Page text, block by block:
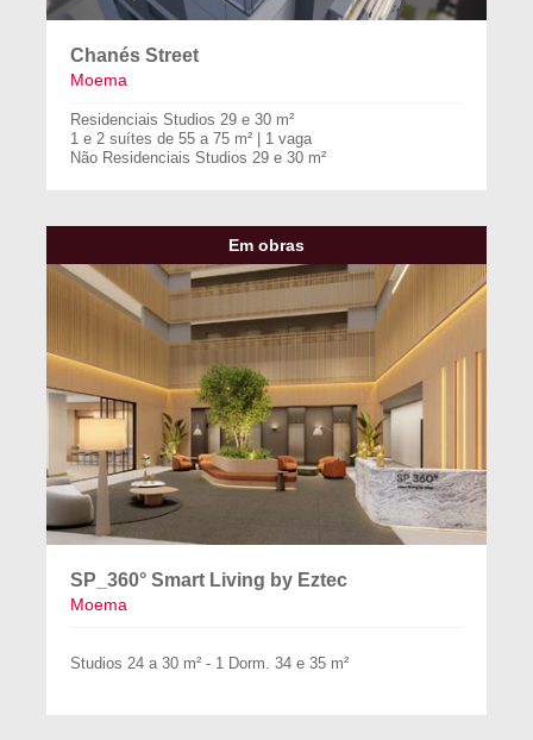
Chanés Street
Moema
Residenciais Studios 29 e 30 m²
1 e 2 suítes de 55 a 75 m² | 1 vaga
Não Residenciais Studios 29 e 30 m²
Em obras
SP_360° Smart Living by Eztec
Moema
Studios 24 a 30 m² - 1 Dorm. 34 e 35 m²